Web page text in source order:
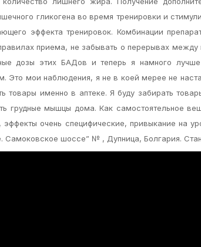
гликогена во время тренировки и
эффекта тренировок. Комбинации
приема, не забывать о перерывах
дозы этих БАДов и теперь я намного
Это мои наблюдения, я не в коей мерее не
товары именно в аптеке. Я буду забирать
грудные мышцы дома. Как самостоятельное
эффекты очень специфические, привыкание на
Самоковское шоссе” № , Дупница, Болгария.